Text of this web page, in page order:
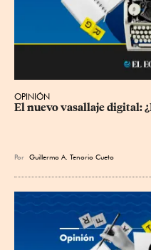
OPINIÓN
El nuevo vasallaje digital:
Por Guillermo A. Tenorio Cueto